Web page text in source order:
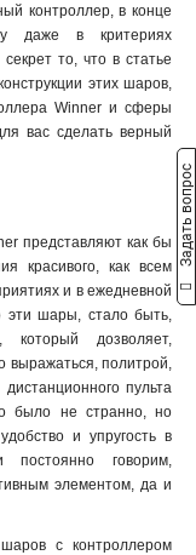
контроллер, в конце
даже в критериях
то, что в статье
этих шаров,
Winner и сферы
вас сделать верный
представляют как бы
красивого, как всем
и в ежедневной
эти шары, стало быть,
который дозволяет,
выражаться, политрой,
пульта
было не странно, но
и упругость в
говорим,
элементом, да и
с контроллером
Задать вопрос